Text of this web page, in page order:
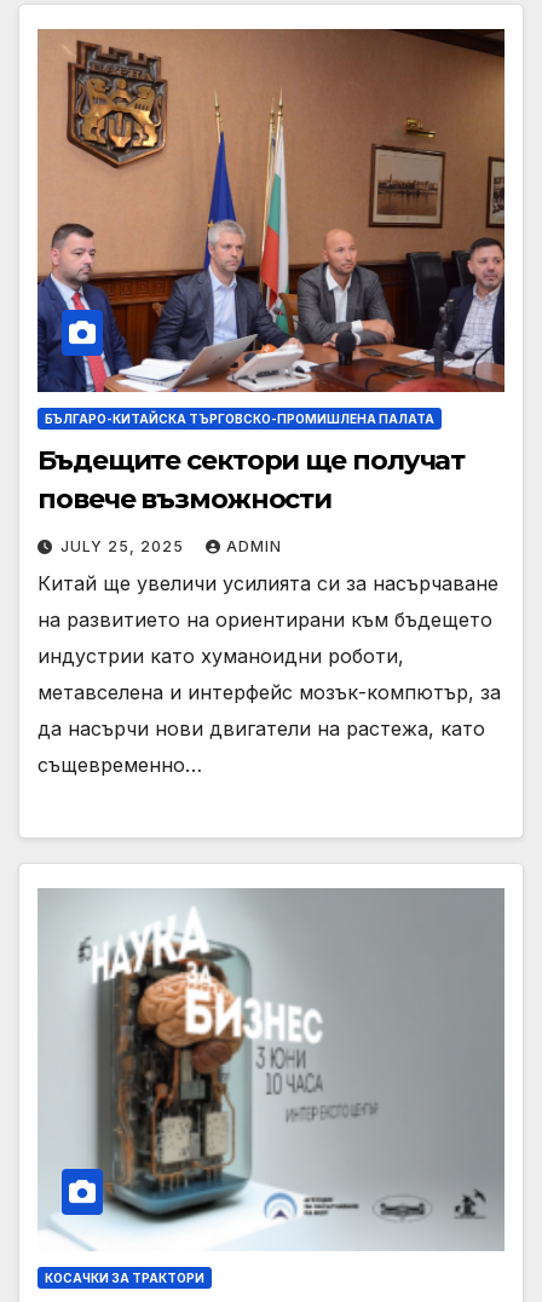
БЪЛГАРО-КИТАЙСКА ТЪРГОВСКО-ПРОМИШЛЕНА ПАЛАТА
Бъдещите сектори ще получат
повече възможности
JULY 25, 2025 ADMIN
Китай ще увеличи усилията си за насърчаване
на развитието на ориентирани към бъдещето
индустрии като хуманоидни роботи,
метавселена и интерфейс мозък-компютър, за
да насърчи нови двигатели на растежа, като
същевременно…
КОСАЧКИ ЗА ТРАКТОРИ